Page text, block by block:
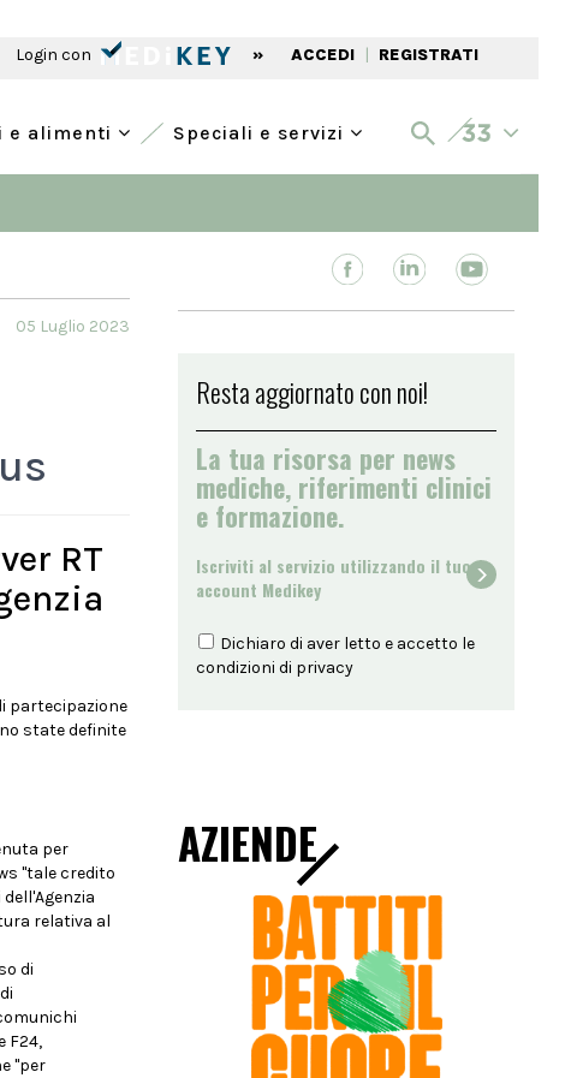
Login con » ACCEDI | REGISTRATI
e alimenti Speciali e servizi
05 Luglio 2023
RT
partecipazione
state definite
per
"tale credito
relativa al
di
F24,
"per
Resta aggiornato con noi!
La tua risorsa per news
mediche, riferimenti clinici
e formazione.
Iscriviti al servizio utilizzando il tuo
account Medikey
Dichiaro di aver letto e accetto le
condizioni di privacy
AZIENDE